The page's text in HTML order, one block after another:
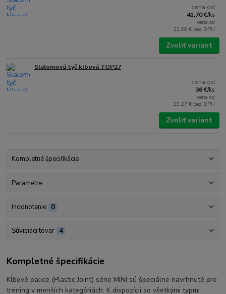
cena od
41,70 €/ks
cena od
33,90 € bez DPH
Zvoliť variant
Slalomová tyč klbová TOP27
cena od
36 €/ks
cena od
29,27 € bez DPH
Zvoliť variant
Kompletné špecifikácie
Parametre
Hodnotenie 0
Súvisiaci tovar 4
Kompletné špecifikácie
Kĺbové palice (Plastic Joint) série MINI sú špeciálne navrhnuté pre
tréning v menších kategóriách. K dispozícii so všetkými typmi